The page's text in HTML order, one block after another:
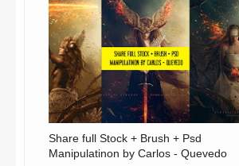
Share full Stock + Brush + Psd
Manipulatinon by Carlos - Quevedo